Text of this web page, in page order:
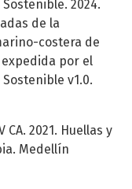
2024.
de la
costera de
expedida por el
v1.0.
CA. 2021. Huellas y
Medellín